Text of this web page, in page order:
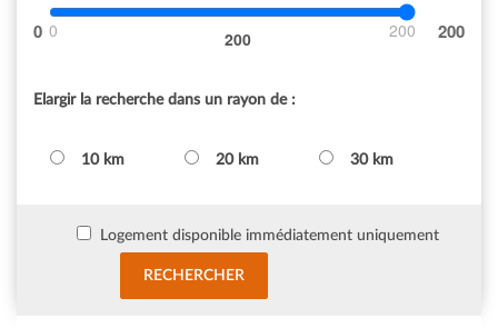
0 200 200
Elargir la recherche dans un rayon de :
10 km 20 km 30 km
Logement disponible immédiatement uniquement